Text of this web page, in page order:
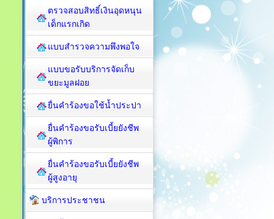
ตรวจสอบสิทธิ์เงินอุดหนุน
เด็กแรกเกิด
แบบสำรวจความพึงพอใจ
แบบขอรับบริการจัดเก็บ
ขยะมูลฝอย
ยื่นคำร้องขอใช้น้ำประปา
ยื่นคำร้องขอรับเบี้ยยังชีพ
ผู้พิการ
ยื่นคำร้องขอรับเบี้ยยังชีพ
ผู้สูงอายุ
บริการประชาชน